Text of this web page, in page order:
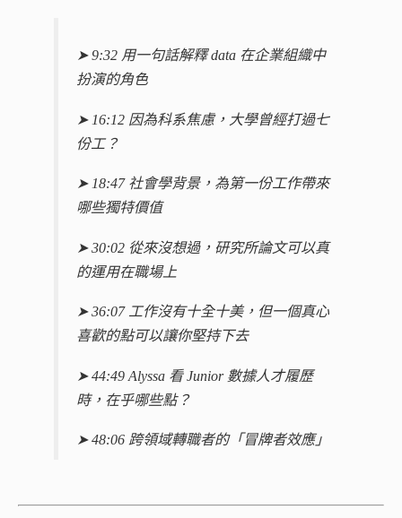
➤ 9:32 用一句話解釋 data 在企業組織中
扮演的角色
➤ 16:12 因為科系焦慮，大學曾經打過七
份工？
➤ 18:47 社會學背景，為第一份工作帶來
哪些獨特價值
➤ 30:02 從來沒想過，研究所論文可以真
的運用在職場上
➤ 36:07 工作沒有十全十美，但一個真心
喜歡的點可以讓你堅持下去
➤ 44:49 Alyssa 看 Junior 數據人才履歷
時，在乎哪些點？
➤ 48:06 跨領域轉職者的「冒牌者效應」